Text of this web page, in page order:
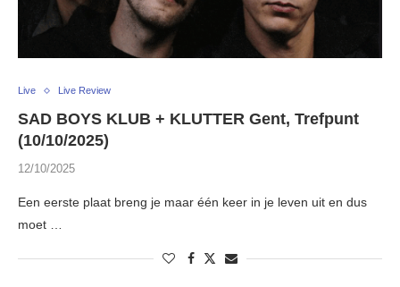
Live Live Review
SAD BOYS KLUB + KLUTTER Gent, Trefpunt
(10/10/2025)
12/10/2025
Een eerste plaat breng je maar één keer in je leven uit en dus
moet …